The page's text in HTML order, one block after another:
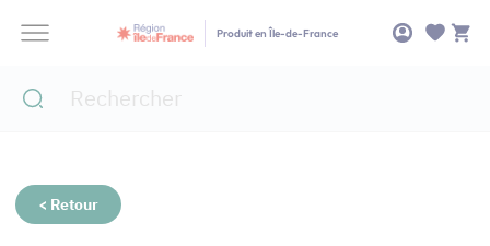
Produit en Île-de-France
< Retour